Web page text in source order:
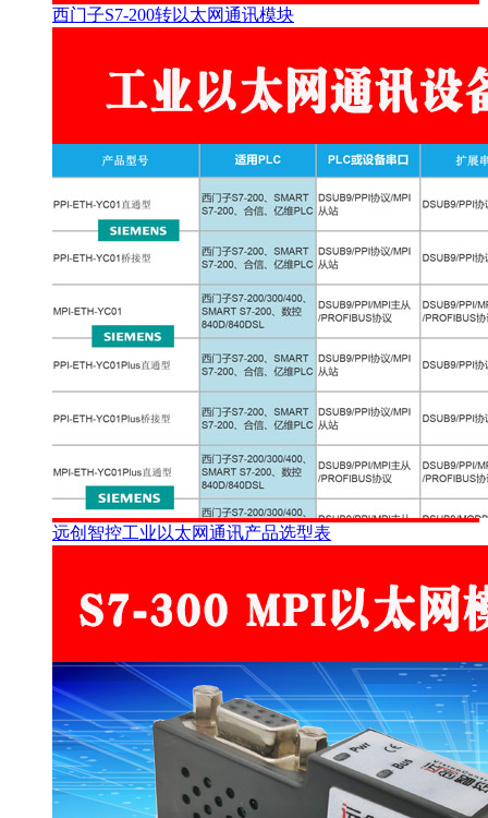
西门子S7-200转以太网通讯模块
远创智控工业以太网通讯产品选型表